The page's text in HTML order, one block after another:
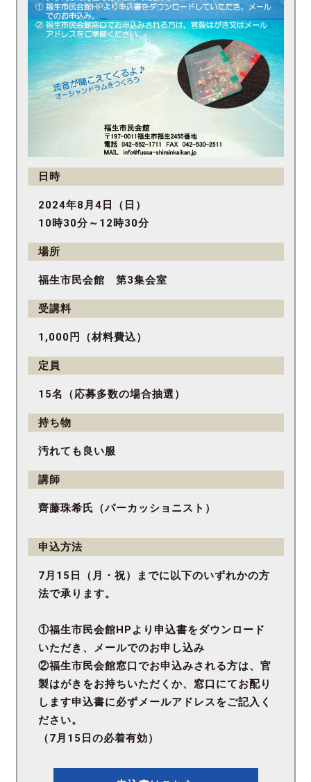
日時
2024年8月4日（日）
10時30分～12時30分
場所
福生市民会館 第3集会室
受講料
1,000円（材料費込）
定員
15名（応募多数の場合抽選）
持ち物
汚れても良い服
講師
齊藤珠希氏（パーカッショニスト）
申込方法
7月15日（月・祝）までに以下のいずれかの方
法で承ります。
①福生市民会館HPより申込書をダウンロード
いただき、メールでのお申し込み
②福生市民会館窓口でお申込みされる方は、官
製はがきをお持ちいただくか、窓口にてお配り
します申込書に必ずメールアドレスをご記入く
ださい。
（7月15日の必着有効）